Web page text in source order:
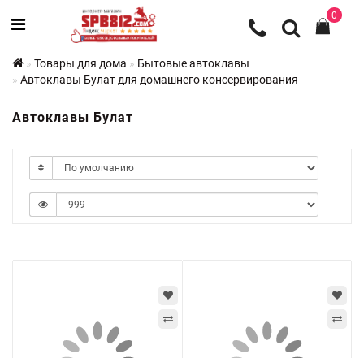
0
Товары для дома
Бытовые автоклавы
Автоклавы Булат для домашнего консервирования
Автоклавы Булат